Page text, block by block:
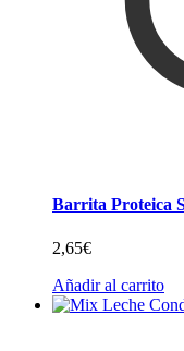
Barrita Proteica
2,65€
Añadir al carrito